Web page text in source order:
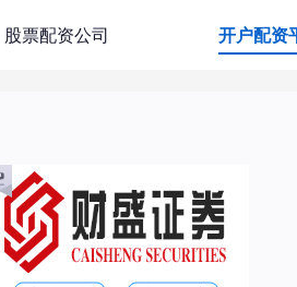
股票配资公司 开户配资